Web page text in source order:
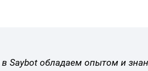
Saybot обладаем опытом и